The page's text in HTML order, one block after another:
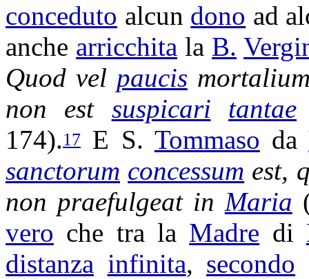
conceduto alcun dono ad
anche arricchita la B.
Quod vel paucis
non est suspicari
tantae
174).17 E S. Tommaso da
sanctorum concessum est,
non praefulgeatin Maria
vero che tra la Madre di
distanza infinita, secondo